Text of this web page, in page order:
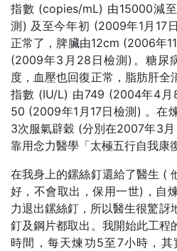
指數 (copies/mL) 由15000減
測) 及至今年初 (2009年1月17
正常了，脾臟由12cm (2006年
(2009年3月28日檢測)。糖尿
度，血壓也回復正常，脂肪肝全
指數 (IU/L) 由749 (2004年4月
50 (2009年1月17日檢測) 。在
3次服氣辟穀 (分別在2007年3
靠用念力醫學「太極五行自我康
在我身上的鏍絲釘還給了醫生 (
好，不會取出，保用一世)，自
力退出鏍絲釘，所以醫生很驚訝
釘及鋼片都取出。我開始此工
時間，每天煉功5至7小時，